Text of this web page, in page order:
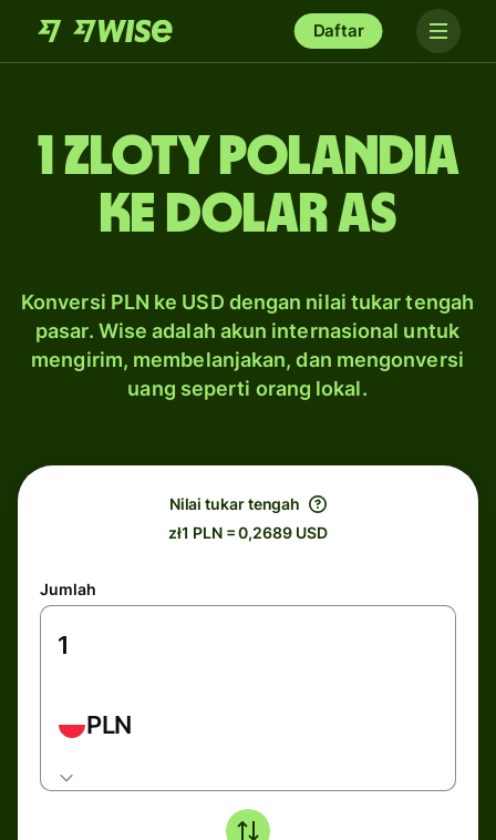
Daftar
1 zloty Polandia
ke dolar AS
Konversi PLN ke USD dengan nilai tukar tengah
pasar. Wise adalah akun internasional untuk
mengirim, membelanjakan, dan mengonversi
uang seperti orang lokal.
Nilai tukar tengah
zł1 PLN = 0,2689 USD
Jumlah
PLN